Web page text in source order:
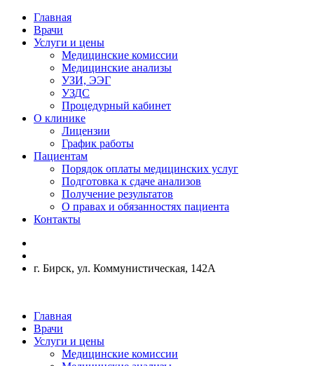
Главная
Врачи
Услуги и цены
Медицинские комиссии
Медицинские анализы
УЗИ, ЭЭГ
УЗДС
Процедурный кабинет
О клинике
Лицензии
График работы
Пациентам
Порядок оплаты медицинских услуг
Подготовка к сдаче анализов
Получение результатов
О правах и обязанностях пациента
Контакты
г. Бирск, ул. Коммунистическая, 142А
Главная
Врачи
Услуги и цены
Медицинские комиссии